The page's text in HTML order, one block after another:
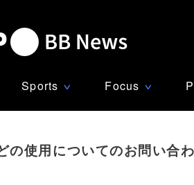
Sports ∨ Focus ∨
の使用についてのお問い合